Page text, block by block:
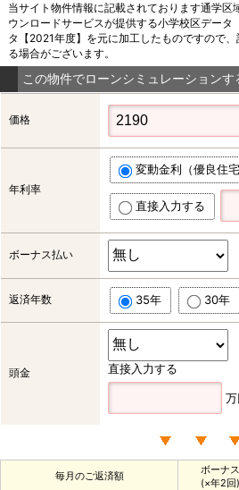
当サイト物件情報に記載されております通学区
ウンロードサービスが提供する小学校区データ
タ【2021年度】を元に加工したものですので
る場合がございます。
この物件でローンシミュレーションす
価格
年利率
変動金利（優良住
直接入力する
ボーナス払い
返済年数 35年 30年
頭金 直接入力する
毎月のご返済額
ボーナス
(×年2回)